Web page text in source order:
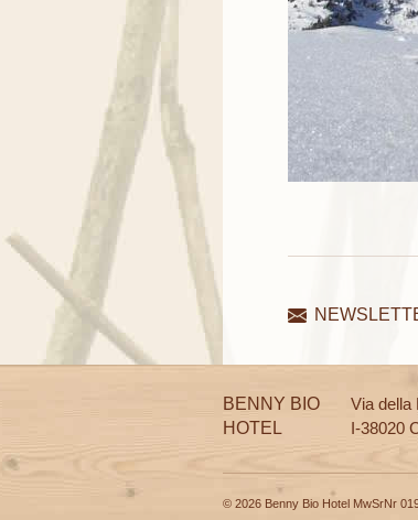
BENNY BIO
HOTEL
Via della
I-38020
© 2026 Benny Bio Hotel MwSrNr